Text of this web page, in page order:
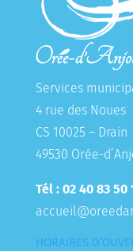
Services
4 rue des Noues
CS 10025 – Drain
49530 Orée-
Tél : 02 40 83 50
HORAIRES